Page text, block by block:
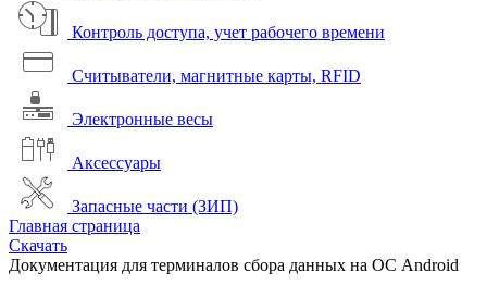
Контроль доступа, учет рабочего времени
Считыватели, магнитные карты, RFID
Электронные весы
Аксессуары
Запасные части (ЗИП)
Главная страница
Скачать
Документация для терминалов сбора данных на ОС Android